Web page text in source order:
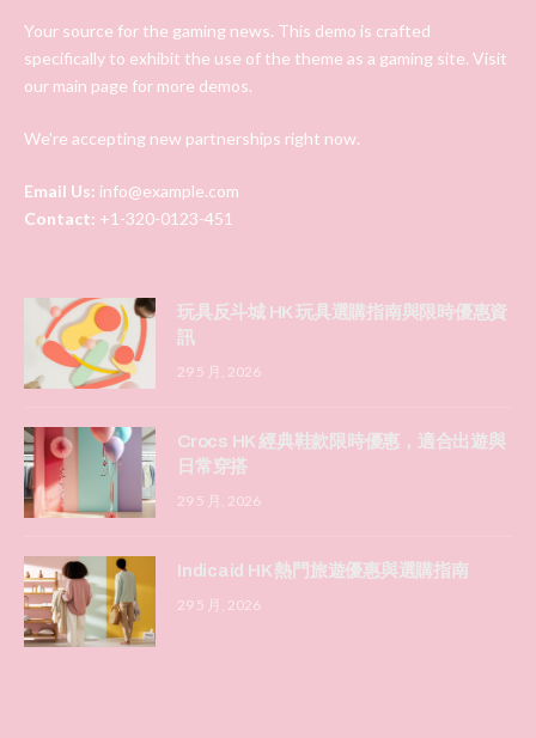
Your source for the gaming news. This demo is crafted
specifically to exhibit the use of the theme as a gaming site. Visit
our main page for more demos.
We're accepting new partnerships right now.
Email Us: info@example.com
Contact: +1-320-0123-451
玩具反斗城 HK 玩具選購指南與限時優惠資
訊
29 5 月, 2026
Crocs HK 經典鞋款限時優惠，適合出遊與
日常穿搭
29 5 月, 2026
Indicaid HK 熱門旅遊優惠與選購指南
29 5 月, 2026